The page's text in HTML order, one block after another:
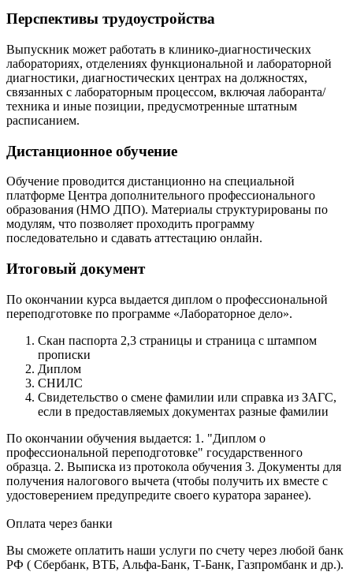
Перспективы трудоустройства
Выпускник может работать в клинико-диагностических
лабораториях, отделениях функциональной и лабораторной
диагностики, диагностических центрах на должностях,
связанных с лабораторным процессом, включая лаборанта/
техника и иные позиции, предусмотренные штатным
расписанием.
Дистанционное обучение
Обучение проводится дистанционно на специальной
платформе Центра дополнительного профессионального
образования (НМО ДПО). Материалы структурированы по
модулям, что позволяет проходить программу
последовательно и сдавать аттестацию онлайн.
Итоговый документ
По окончании курса выдается диплом о профессиональной
переподготовке по программе «Лабораторное дело».
Скан паспорта 2,3 страницы и страница с штампом
прописки
Диплом
СНИЛС
Свидетельство о смене фамилии или справка из ЗАГС,
если в предоставляемых документах разные фамилии
По окончании обучения выдается: 1. "Диплом о
профессиональной переподготовке" государственного
образца. 2. Выписка из протокола обучения 3. Документы для
получения налогового вычета (чтобы получить их вместе с
удостоверением предупредите своего куратора заранее).
Оплата через банки
Вы сможете оплатить наши услуги по счету через любой банк
РФ ( Сбербанк, ВТБ, Альфа-Банк, Т-Банк, Газпромбанк и др.).